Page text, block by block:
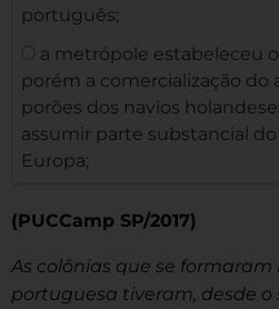
português;
a metrópole estabeleceu
porém a comercialização do
porões dos navios
assumir parte substancial
Europa;
(PUCCamp SP/2017)
As colônias que se formaram
portuguesa tiveram, desde o